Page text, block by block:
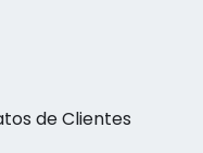
de Clientes